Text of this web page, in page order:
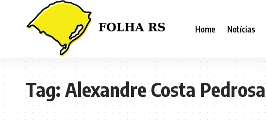
Home Notícias
Tag:Alexandre Costa Pedrosa